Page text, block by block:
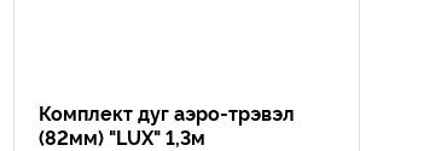
Комплект дуг аэро-трэвэл
(82мм) "LUX" 1,3м